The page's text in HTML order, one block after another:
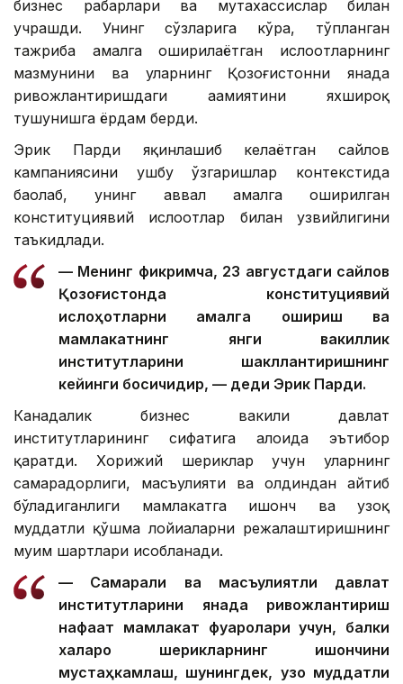
бизнес раҳбарлари ва мутахассислар билан
учрашди. Унинг сўзларига кўра, тўпланган
тажриба амалга оширилаётган ислоҳотларнинг
мазмунини ва уларнинг Қозоғистонни янада
ривожлантиришдаги аҳамиятини яхшироқ
тушунишга ёрдам берди.
Эрик Парди яқинлашиб келаётган сайлов
кампаниясини ушбу ўзгаришлар контекстида
баҳолаб, унинг аввал амалга оширилган
конституциявий ислоҳотлар билан узвийлигини
таъкидлади.
— Менинг фикримча, 23 августдаги сайлов
Қозоғистонда конституциявий
ислоҳотларни амалга ошириш ва
мамлакатнинг янги вакиллик
институтларини шакллантиришнинг
кейинги босқичидир, — деди Эрик Парди.
Канадалик бизнес вакили давлат
институтларининг сифатига алоҳида эътибор
қаратди. Хорижий шериклар учун уларнинг
самарадорлиги, масъулияти ва олдиндан айтиб
бўладиганлиги мамлакатга ишонч ва узоқ
муддатли қўшма лойиҳаларни режалаштиришнинг
муҳим шартлари ҳисобланади.
— Самарали ва масъулиятли давлат
институтларини янада ривожлантириш
нафақат мамлакат фуқаролари учун, балки
халқаро шерикларнинг ишончини
мустаҳкамлаш, шунингдек, узоқ муддатли